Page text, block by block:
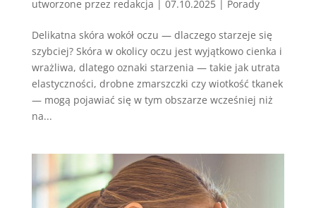
utworzone przez redakcja | 07.10.2025| Porady
Delikatna skóra wokół oczu — dlaczego starzeje się
szybciej? Skóra w okolicy oczu jest wyjątkowo cienka i
wrażliwa, dlatego oznaki starzenia — takie jak utrata
elastyczności, drobne zmarszczki czy wiotkość tkanek
— mogą pojawiać się w tym obszarze wcześniej niż
na...